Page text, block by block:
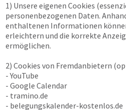
1) Unsere eigenen Cookies
personenbezogenen Daten.
enthaltenen Informationen
erleichtern und die korrekte
ermöglichen.
2) Cookies von Fremdanbietern
- YouTube
- Google Calendar
- tramino.de
- belegungskalender-kostenlos.de